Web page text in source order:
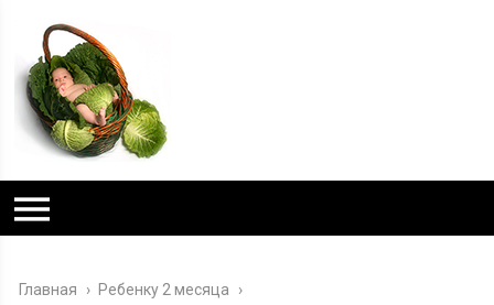
Главная › Ребенку 2 месяца ›